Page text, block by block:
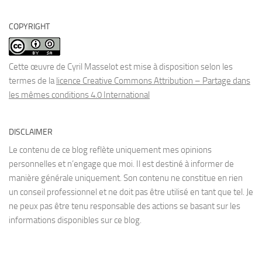
COPYRIGHT
Cette œuvre de Cyril Masselot est mise à disposition selon les
termes de lalicence Creative Commons Attribution – Partage dans
les mêmes conditions 4.0 International
DISCLAIMER
Le contenu de ce blog reflète uniquement mes opinions
personnelles et n’engage que moi. Il est destiné à informer de
manière générale uniquement. Son contenu ne constitue en rien
un conseil professionnel et ne doit pas être utilisé en tant que tel. Je
ne peux pas être tenu responsable des actions se basant sur les
informations disponibles sur ce blog.